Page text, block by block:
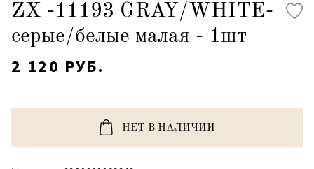
ZX -11193 GRAY/WHITE-
серые/белые малая - 1шт
2 120 РУБ.
НЕТ В НАЛИЧИИ